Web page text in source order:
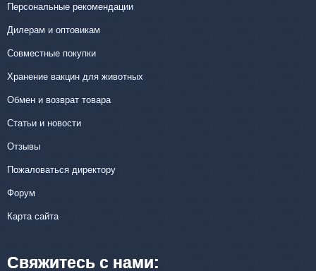
Персональные рекомендации
Дилерам и оптовикам
Совместные покупки
Хранение вакцин для животных
Обмен и возврат товара
Статьи и новости
Отзывы
Пожаловаться директору
Форум
Карта сайта
Свяжитесь с нами: